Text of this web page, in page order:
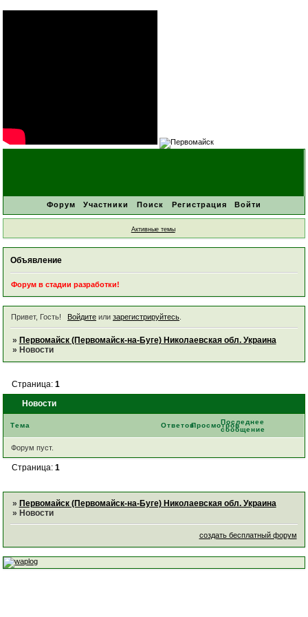
Форум Участники Поиск Регистрация Войти
Активные темы
Объявление
Форум в стадии разработки!
Привет, Гость! Войдитеили зарегистрируйтесь.
» Первомайск (Первомайск-на-Буге) Николаевская обл. Украина
» Новости
Новости
Страница: 1
Тема ОтветовПросмотровПоследнее
сообщение
Форум пуст.
Страница: 1
» Первомайск (Первомайск-на-Буге) Николаевская обл. Украина
» Новости
создать бесплатный форум